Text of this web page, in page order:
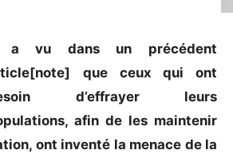
a vu dans un précédent
que ceux qui ont
d’effrayer leurs
afin de les maintenir
ont inventé la menace de la